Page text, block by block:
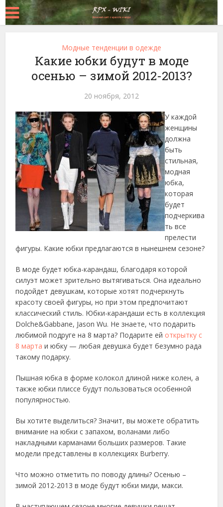
Модные тенденции в одежде
Какие юбки будут в моде
осенью – зимой 2012-2013?
20 ноября, 2012
У каждой
женщины
должна
быть
стильная,
модная
юбка,
которая
будет
подчеркива
ть все
прелести
фигуры. Какие юбки предлагаютсяв нынешнем сезоне?
В моде будет юбка-карандаш, благодаря которой
силуэт может зрительно вытягиваться. Она идеально
подойдет девушкам, которые хотят подчеркнуть
красоту своей фигуры, но при этом предпочитают
классический стиль. Юбки-карандаши есть в коллекция
Dolche&Gabbane, Jason Wu. Не знаете, что подарить
любимой подруге на 8 марта? Подарите ей открытку с
8 марта и юбку — любая девушка будет безумно рада
такому подарку.
Пышная юбка в форме колокол длиной ниже колен, а
также юбки плиссе будут пользоваться особенной
популярностью.
Вы хотите выделиться? Значит, вы можете обратить
внимание на юбки с запахом, воланами либо
накладными карманами больших размеров. Такие
модели представлены в коллекциях Burberry.
Что можно отметить по поводу длины? Осенью –
зимой 2012-2013 в моде будут юбки миди, макси.